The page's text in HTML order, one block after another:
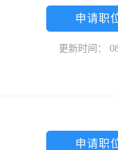
申请职
更新时间：
申请职